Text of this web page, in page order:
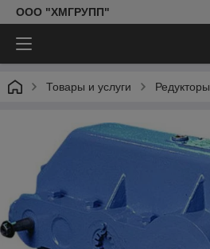
ООО "ХМГРУПП"
Товары и услуги Редукторы